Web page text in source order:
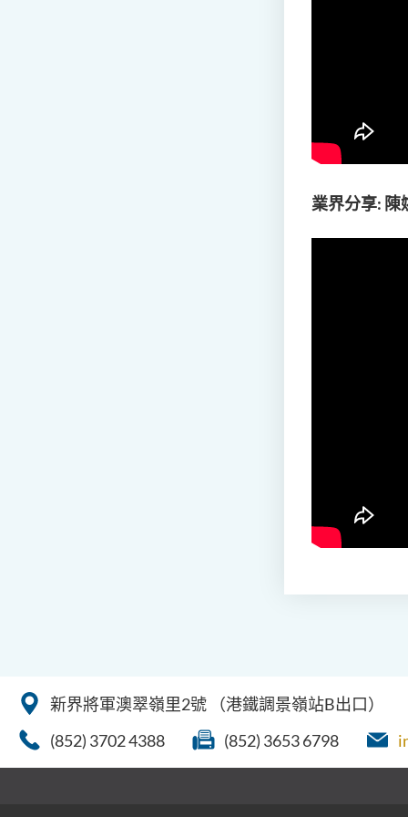
業界分享: 陳
新界將軍澳翠嶺里2號
（港鐵調景嶺站B出口）
(852) 3702 4388
(852) 3653 6798